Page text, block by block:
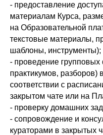
- предоставление
материалам Курса,
на Образовательной
текстовые материалы,
шаблоны, инструменты);
- проведение групповых
практикумов, разборов) в
соответствии с
закрытом чате или на
- проверку домашних
- сопровождение и
кураторами в закрытых